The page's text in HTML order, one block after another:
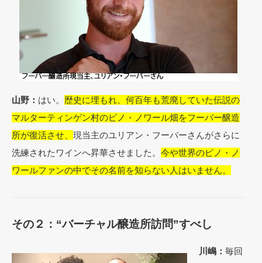
山野： はい。 歴史に埋もれ、何百年も荒廃していた伝説の
マルターティンゲン村のピノ・ノワール畑をフーバー醸造
所が復活させ、 現当主のユリアン・フーバーさんがさらに
洗練されたワインへ昇華させました。 今や世界のピノ・ノ
ワールファンの中でその名前を知らない人はいません。
その２：“バーチャル醸造所訪問”すべし
川嶋： 毎回